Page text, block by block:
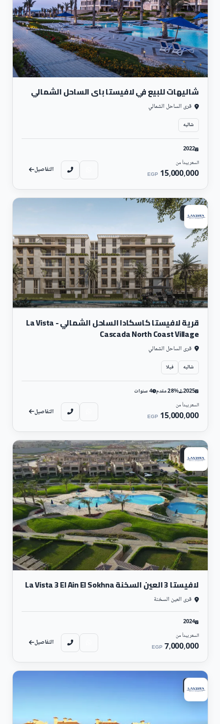
شاليهات للبيع في لافيستا باي الساحل الشمالي
قرى الساحل الشمالي
شاليه
2022
السعر يبدأ من
15,000,000
EGP التفاصيل
ساحلي
قرية لافيستا كاسكادا الساحل الشمالي - La Vista
Cascada North Coast Village
قرى الساحل الشمالي
شاليه فيلا
2025 28% مقدم 4 سنوات
السعر يبدأ من
15,000,000
EGP التفاصيل
ساحلي
لافيستا 3 العين السخنة La Vista 3 El Ain El Sokhna
قرى العين السخنة
2024
السعر يبدأ من
7,000,000
EGP التفاصيل
سكني